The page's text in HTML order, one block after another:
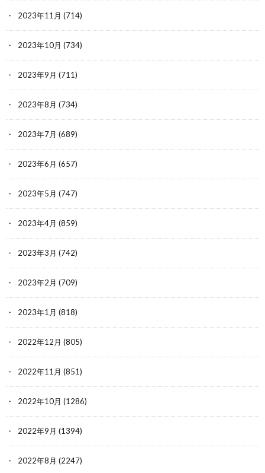
2023年11月 (714)
2023年10月 (734)
2023年9月 (711)
2023年8月 (734)
2023年7月 (689)
2023年6月 (657)
2023年5月 (747)
2023年4月 (859)
2023年3月 (742)
2023年2月 (709)
2023年1月 (818)
2022年12月 (805)
2022年11月 (851)
2022年10月 (1286)
2022年9月 (1394)
2022年8月 (2247)